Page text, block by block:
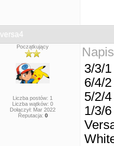
versa4
Początkujący
Liczba postów: 1
Liczba wątków: 0
Dołączył: Mar 2022
Reputacja: 0
3/3/1
6/4/2
5/2/4
1/3/6